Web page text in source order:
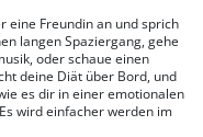
eine Freundin an und sprich
langen Spaziergang, gehe
oder schaue einen
deine Diät über Bord, und
es dir in einer emotionalen
wird einfacher werden im